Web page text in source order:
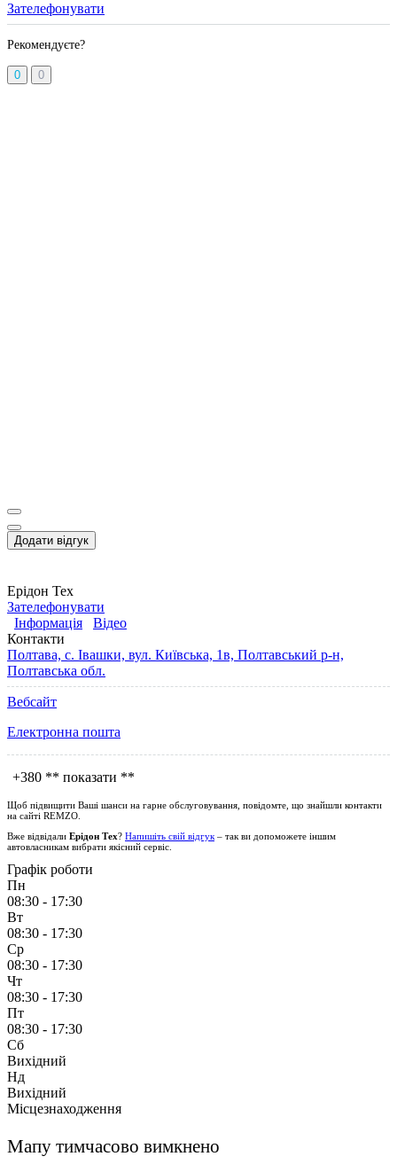
Зателефонувати
Рекомендуєте?
0 0
Додати відгук
Ерідон Тех
Зателефонувати
Інформація
Відео
Контакти
Полтава, с. Івашки, вул. Київська, 1в, Полтавський р-н,
Полтавська обл.
Вебсайт
Електронна пошта
+380 ** показати **
Щоб підвищити Ваші шанси на гарне обслуговування, повідомте, що знайшли контакти
на сайті REMZO
Вже відвідали Ерідон Тех? Напишіть свій відгук – так ви допоможете іншим
автовласникам вибрати якісний сервіс.
Графік роботи
Пн
08:30 - 17:30
Вт
08:30 - 17:30
Ср
08:30 - 17:30
Чт
08:30 - 17:30
Пт
08:30 - 17:30
Сб
Вихідний
Нд
Вихідний
Місцезнаходження
Мапу тимчасово вимкнено